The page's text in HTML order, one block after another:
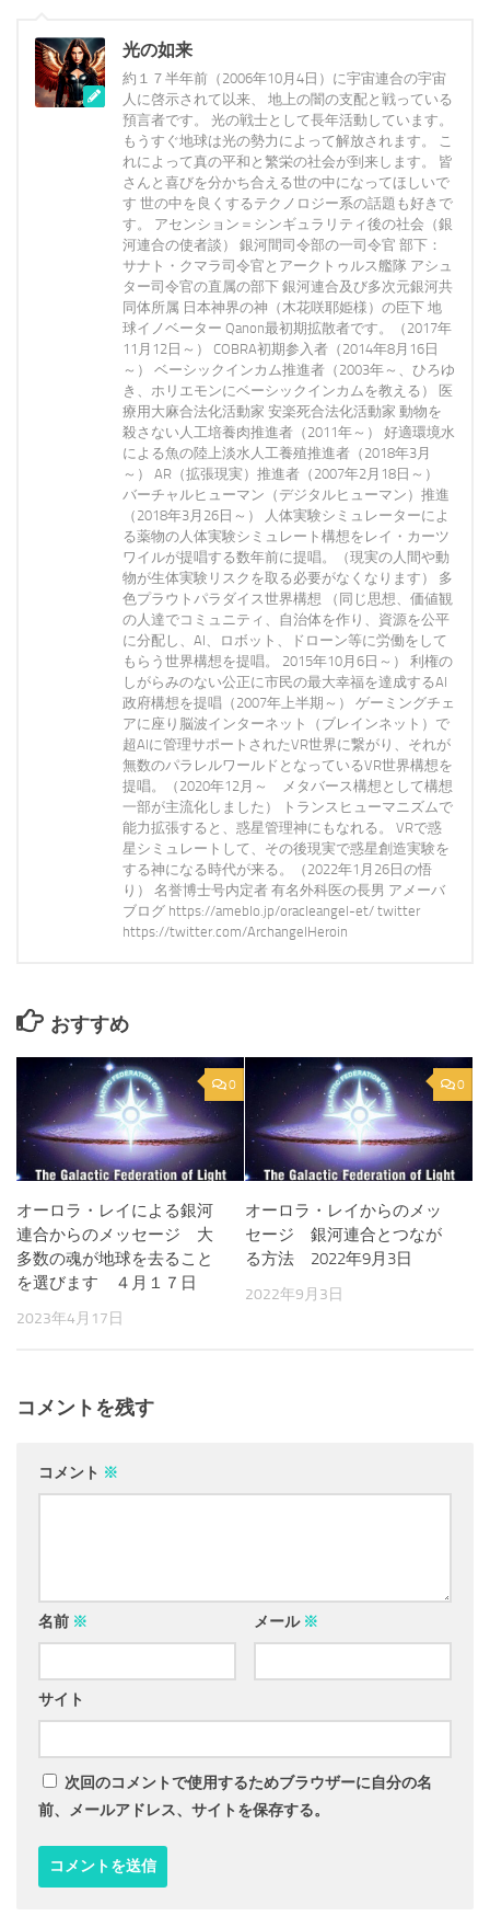
光の如来
約１７半年前（2006年10月4日）に宇宙連合の宇宙
人に啓示されて以来、 地上の闇の支配と戦っている
預言者です。 光の戦士として長年活動しています。
もうすぐ地球は光の勢力によって解放されます。 こ
れによって真の平和と繁栄の社会が到来します。 皆
さんと喜びを分かち合える世の中になってほしいで
す 世の中を良くするテクノロジー系の話題も好きで
す。 アセンション＝シンギュラリティ後の社会（銀
河連合の使者談） 銀河間司令部の一司令官 部下：
サナト・クマラ司令官とアークトゥルス艦隊 アシュ
ター司令官の直属の部下 銀河連合及び多次元銀河共
同体所属 日本神界の神（木花咲耶姫様）の臣下 地
球イノベーター Qanon最初期拡散者です。（2017年
11月12日～） COBRA初期参入者（2014年8月16日
～） ベーシックインカム推進者（2003年～、ひろゆ
き、ホリエモンにベーシックインカムを教える） 医
療用大麻合法化活動家 安楽死合法化活動家 動物を
殺さない人工培養肉推進者（2011年～） 好適環境水
による魚の陸上淡水人工養殖推進者（2018年3月
～） AR（拡張現実）推進者（2007年2月18日～）
バーチャルヒューマン（デジタルヒューマン）推進
（2018年3月26日～） 人体実験シミュレーターによ
る薬物の人体実験シミュレート構想をレイ・カーツ
ワイルが提唱する数年前に提唱。（現実の人間や動
物が生体実験リスクを取る必要がなくなります） 多
色プラウトパラダイス世界構想 （同じ思想、価値観
の人達でコミュニティ、自治体を作り、資源を公平
に分配し、AI、ロボット、ドローン等に労働をして
もらう世界構想を提唱。 2015年10月6日～） 利権の
しがらみのない公正に市民の最大幸福を達成するAI
政府構想を提唱（2007年上半期～） ゲーミングチェ
アに座り脳波インターネット（ブレインネット）で
超AIに管理サポートされたVR世界に繋がり、それが
無数のパラレルワールドとなっているVR世界構想を
提唱。（2020年12月～ メタバース構想として構想
一部が主流化しました） トランスヒューマニズムで
能力拡張すると、惑星管理神にもなれる。 VRで惑
星シミュレートして、その後現実で惑星創造実験を
する神になる時代が来る。（2022年1月26日の悟
り） 名誉博士号内定者 有名外科医の長男 アメーバ
ブログ https://ameblo.jp/oracleangel-et/ twitter
https://twitter.com/ArchangelHeroin
おすすめ
0
オーロラ・レイによる銀河
連合からのメッセージ 大
多数の魂が地球を去ること
を選びます ４月１７日
2023年4月17日
0
オーロラ・レイからのメッ
セージ 銀河連合とつなが
る方法 2022年9月3日
2022年9月3日
コメントを残す
コメント ※
名前 ※ メール ※
サイト
次回のコメントで使用するためブラウザーに自分の名
前、メールアドレス、サイトを保存する。